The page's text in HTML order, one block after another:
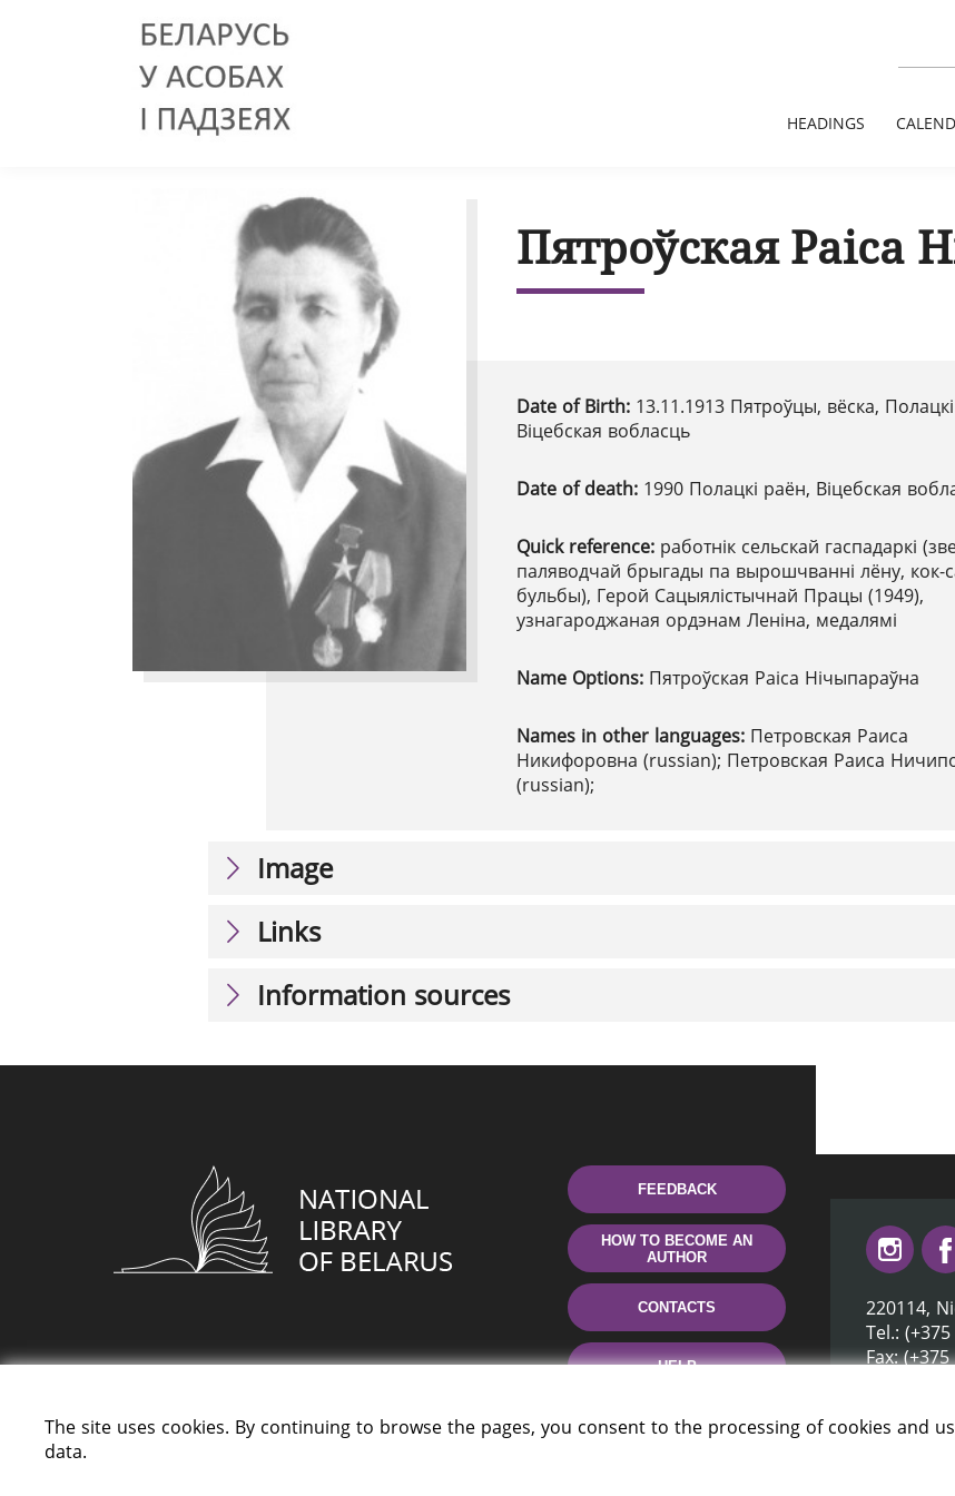
HEADINGS
Пятроўская Раіса
Date of Birth: 13.11.1913 Пятроўцы, вёска,
Віцебская вобласць
Date of death: 1990 Полацкі раён, Віцебская
Quick reference: работнік сельскай гаспадаркі
паляводчай брыгады па вырошчванні лёну, кок-
бульбы), Герой Сацыялістычнай Працы (1949),
узнагароджаная ордэнам Леніна, медалямі
Name Options: Пятроўская Раіса Нічыпараўна
Names in other languages: Петровская Раиса
Никифоровна (russian); Петровская Раиса
(russian);
Image
Links
Information sources
FEEDBACK
HOW TO BECOME AN
AUTHOR
CONTACTS
HELP
220114,
Tel.:
Fax:
The site uses cookies. By continuing to browse the pages, you consent to the processing of cookies and
data.